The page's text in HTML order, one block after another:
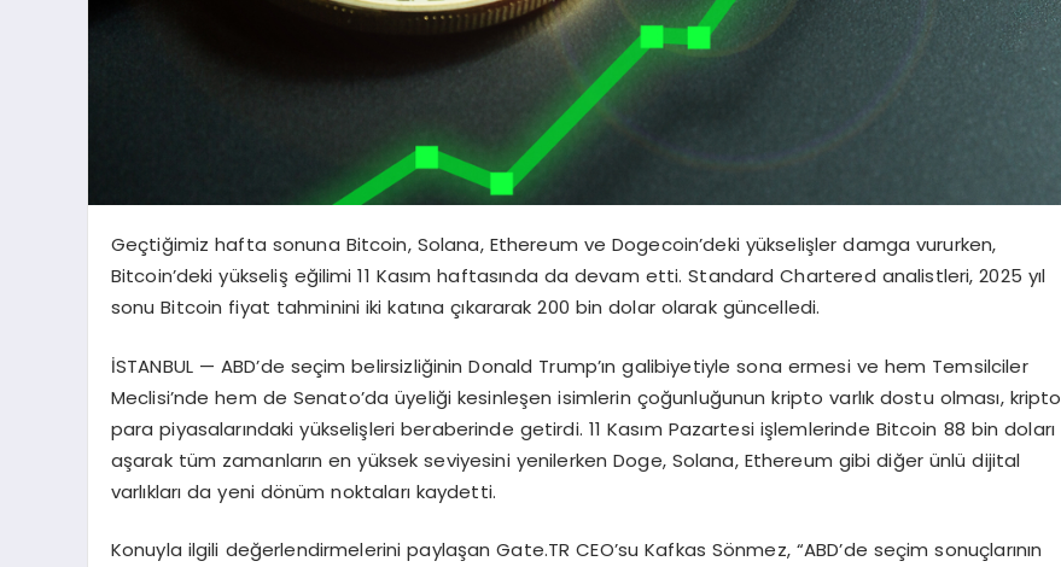
Geçtiğimiz hafta sonuna Bitcoin, Solana, Ethereum ve Dogecoin’deki yükselişler damga vururken,
Bitcoin’deki yükseliş eğilimi 11 Kasım haftasında da devam etti. Standard Chartered analistleri, 2025 yıl
sonu Bitcoin fiyat tahminini iki katına çıkararak 200 bin dolar olarak güncelledi.
İSTANBUL — ABD’de seçim belirsizliğinin Donald Trump’ın galibiyetiyle sona ermesi ve hem Temsilciler
Meclisi’nde hem de Senato’da üyeliği kesinleşen isimlerin çoğunluğunun kripto varlık dostu olması, kripto
para piyasalarındaki yükselişleri beraberinde getirdi. 11 Kasım Pazartesi işlemlerinde Bitcoin 88 bin doları
aşarak tüm zamanların en yüksek seviyesini yenilerken Doge, Solana, Ethereum gibi diğer ünlü dijital
varlıkları da yeni dönüm noktaları kaydetti.
Konuyla ilgili değerlendirmelerini paylaşan Gate.TR CEO’su Kafkas Sönmez, “ABD’de seçim sonuçlarının